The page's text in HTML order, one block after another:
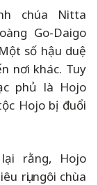
chúa Nitta
Go-Daigo
số hậu duệ
nơi khác. Tuy
phủ là Hojo
Hojo bị đuổi
rằng, Hojo
rụi ngôi chùa